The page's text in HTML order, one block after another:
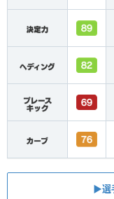
▶︎選